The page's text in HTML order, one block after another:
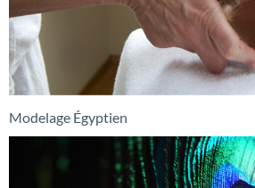
Modelage Égyptien